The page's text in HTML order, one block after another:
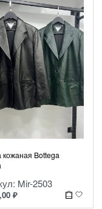
кожаная Bottega
Mir-2503
₽